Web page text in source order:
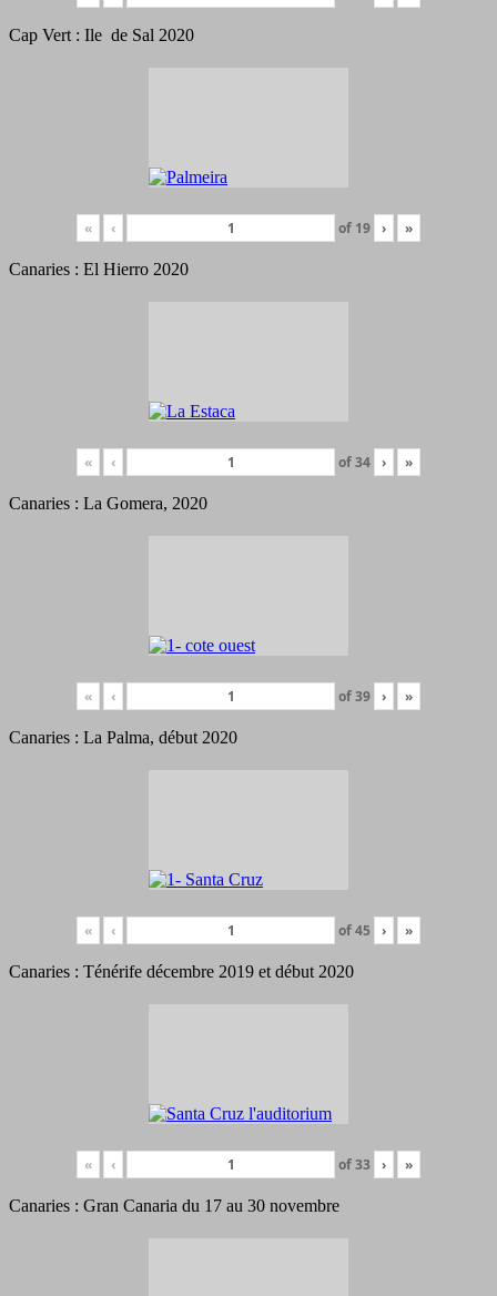
Cap Vert : Ile de Sal 2020
« ‹ of 19 › »
Canaries : El Hierro 2020
« ‹ of34 › »
Canaries : La Gomera, 2020
« ‹ of39 › »
Canaries : La Palma, début 2020
« ‹ of45 › »
Canaries : Ténérife décembre 2019 et début 2020
« ‹ of33 › »
Canaries : Gran Canaria du 17 au 30 novembre